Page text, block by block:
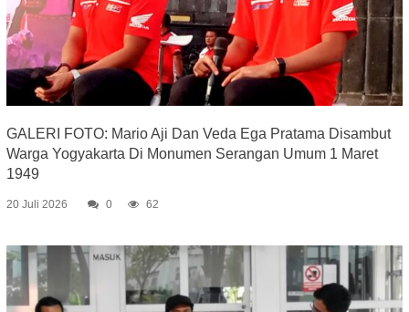
GALERI FOTO: Mario Aji Dan Veda Ega Pratama Disambut
Warga Yogyakarta Di Monumen Serangan Umum 1 Maret
1949
20 Juli 2026 0 62